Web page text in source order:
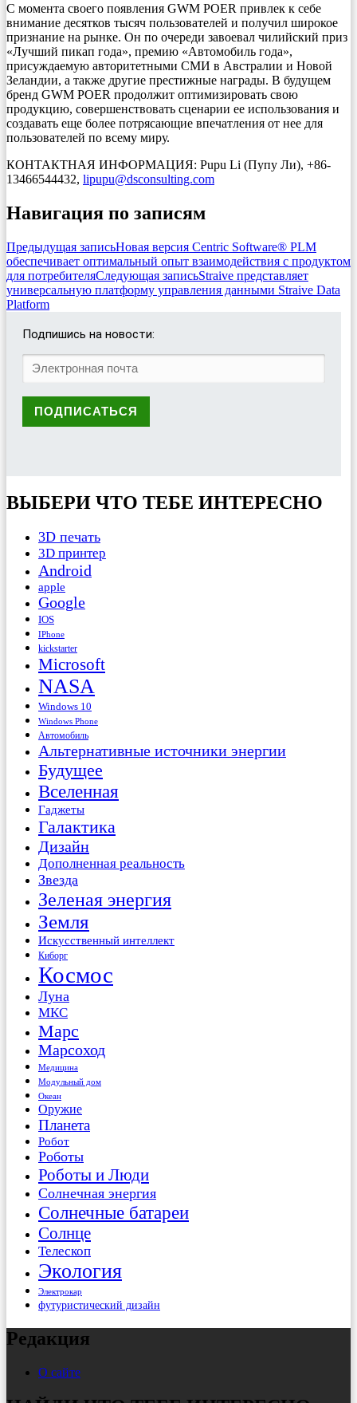
С момента своего появления GWM POER привлек к себе
внимание десятков тысяч пользователей и получил широкое
признание на рынке. Он по очереди завоевал чилийский приз
«Лучший пикап года», премию «Автомобиль года»,
присуждаемую авторитетными СМИ в Австралии и Новой
Зеландии, а также другие престижные награды. В будущем
бренд GWM POER продолжит оптимизировать свою
продукцию, совершенствовать сценарии ее использования и
создавать еще более потрясающие впечатления от нее для
пользователей по всему миру.
КОНТАКТНАЯ ИНФОРМАЦИЯ: Pupu Li (Пупу Ли), +86-
13466544432, lipupu@dsconsulting.com
Навигация по записям
Предыдущая записьНовая версия Centric Software® PLM
обеспечивает оптимальный опыт взаимодействия с продуктом
для потребителяСледующая записьStraive представляет
универсальную платформу управления данными Straive Data
Platform
Подпишись на новости:
ВЫБЕРИ ЧТО ТЕБЕ ИНТЕРЕСНО
3D печать
3D принтер
Android
apple
Google
IOS
IPhone
kickstarter
Microsoft
NASA
Windows 10
Windows Phone
Автомобиль
Альтернативные источники энергии
Будущее
Вселенная
Гаджеты
Галактика
Дизайн
Дополненная реальность
Звезда
Зеленая энергия
Земля
Искусственный интеллект
Киборг
Космос
Луна
МКС
Марс
Марсоход
Медицина
Модульный дом
Океан
Оружие
Планета
Робот
Роботы
Роботы и Люди
Солнечная энергия
Солнечные батареи
Солнце
Телескоп
Экология
Электрокар
футуристический дизайн
Редакция
О сайте